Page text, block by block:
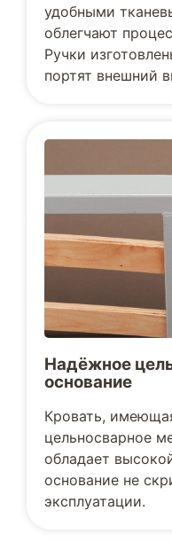
удобными
облегчают
Ручки
портят внешний
Надёжное
основание
Кровать,
цельносварное
обладает
основание не
эксплуатации.